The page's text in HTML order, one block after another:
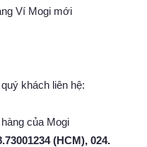
Ví Mogi mới
khách liên hệ:
của Mogi
(HCM), 024.